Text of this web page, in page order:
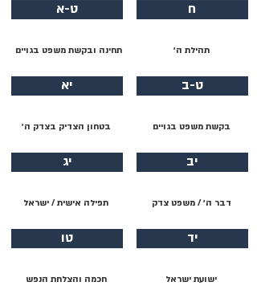
ח
תהילת ה׳
ט-ב
בקשת משפט בגויים
יב
דבר ה׳ / משפט צדק
יד
ישועת ישראל
ט-א
תחינה ובקשת משפט בגויים
יא
בטחון הצדיק בצדק ה׳
יג
תפילה אישית / ישראל
טו
חכמה והצלחת הנפש